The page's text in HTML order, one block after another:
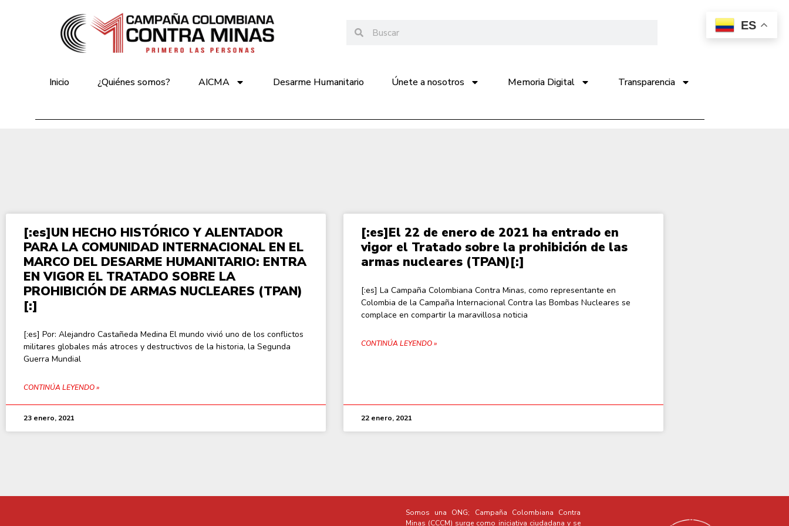
Inicio ¿Quiénes somos? AICMA Desarme Humanitario Únete a nosotros Memoria Digital Transparencia
[:es]UN HECHO HISTÓRICO Y ALENTADOR
PARA LA COMUNIDAD INTERNACIONAL EN EL
MARCO DEL DESARME HUMANITARIO: ENTRA
EN VIGOR EL TRATADO SOBRE LA
PROHIBICIÓN DE ARMAS NUCLEARES (TPAN)
[:]
[:es] Por: Alejandro Castañeda Medina El mundo vivió uno de los conflictos
militares globales más atroces y destructivos de la historia, la Segunda
Guerra Mundial
CONTINÚA LEYENDO »
23 enero, 2021
[:es]El 22 de enero de 2021 ha entrado en
vigor el Tratado sobre la prohibición de las
armas nucleares (TPAN)[:]
[:es] La Campaña Colombiana Contra Minas, como representante en
Colombia de la Campaña Internacional Contra las Bombas Nucleares se
complace en compartir la maravillosa noticia
CONTINÚA LEYENDO »
22 enero, 2021
Somos una ONG; Campaña Colombiana Contra
Minas (CCCM) surge como iniciativa ciudadana y se
ES